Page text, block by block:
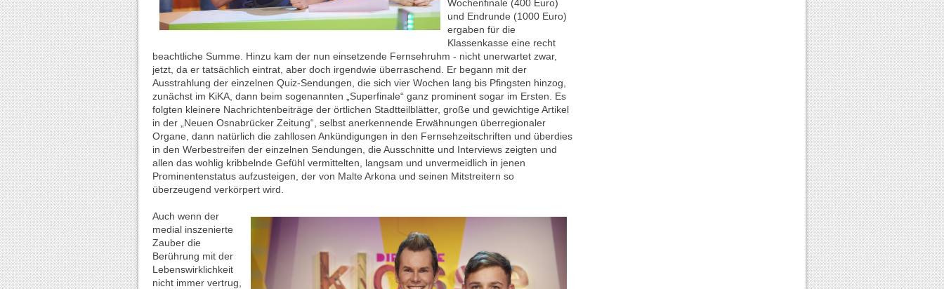
Wochenfinale (400 Euro)
und Endrunde (1000 Euro)
ergaben für die
Klassenkasse eine recht
beachtliche Summe. Hinzu kam der nun einsetzende Fernsehruhm - nicht unerwartet zwar,
jetzt, da er tatsächlich eintrat, aber doch irgendwie überraschend. Er begann mit der
Ausstrahlung der einzelnen Quiz-Sendungen, die sich vier Wochen lang bis Pfingsten hinzog,
zunächst im KiKA, dann beim sogenannten „Superfinale“ ganz prominent sogar im Ersten. Es
folgten kleinere Nachrichtenbeiträge der örtlichen Stadtteilblätter, große und gewichtige Artikel
in der „Neuen Osnabrücker Zeitung“, selbst anerkennende Erwähnungen überregionaler
Organe, dann natürlich die zahllosen Ankündigungen in den Fernsehzeitschriften und überdies
in den Werbestreifen der einzelnen Sendungen, die Ausschnitte und Interviews zeigten und
allen das wohlig kribbelnde Gefühl vermittelten, langsam und unvermeidlich in jenen
Prominentenstatus aufzusteigen, der von Malte Arkona und seinen Mitstreitern so
überzeugend verkörpert wird.
Auch wenn der
medial inszenierte
Zauber die
Berührung mit der
Lebenswirklichkeit
nicht immer vertrug,